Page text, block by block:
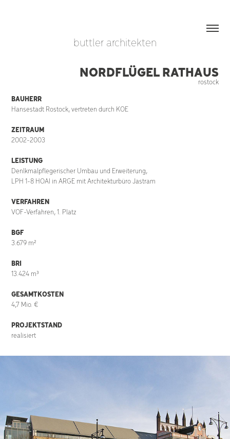
buttler architekten
NORDFLÜGEL RATHAUS
rostock
BAUHERR
Hansestadt Rostock, vertreten durch KOE
ZEITRAUM
2002-2003
LEISTUNG
Denlkmalpflegerischer Umbau und Erweiterung,
LPH 1-8 HOAI in ARGE mit Architekturbüro Jastram
VERFAHREN
VOF-Verfahren, 1. Platz
BGF
3.679 m²
BRI
13.424 m³
GESAMTKOSTEN
4,7 Mio. €
PROJEKTSTAND
realisiert